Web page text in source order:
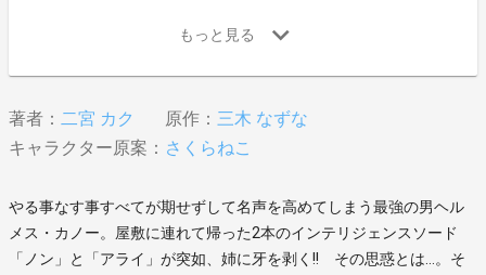
著者： 二宮 カク 原作： 三木 なずな
キャラクター原案： さくらねこ
やる事なす事すべてが期せずして名声を高めてしまう最強の男ヘル
メス・カノー。屋敷に連れて帰った2本のインテリジェンスソード
「ノン」と「アライ」が突如、姉に牙を剥く!! その思惑とは…。そ